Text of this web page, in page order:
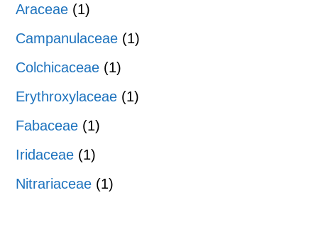
Araceae (1)
Campanulaceae (1)
Colchicaceae (1)
Erythroxylaceae (1)
Fabaceae (1)
Iridaceae (1)
Nitrariaceae (1)